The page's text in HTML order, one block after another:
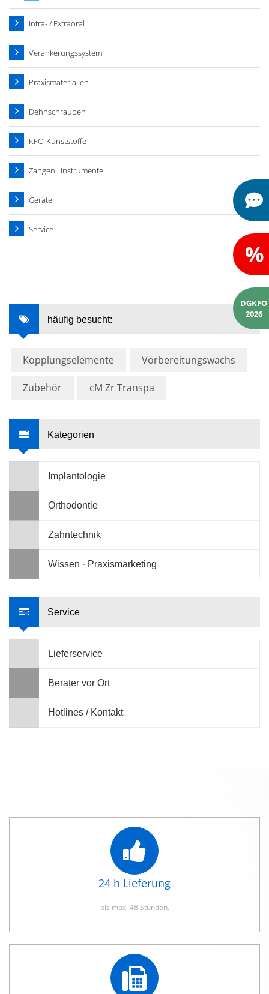
Intra- / Extraoral
Verankerungssystem
Praxismaterialien
Dehnschrauben
KFO-Kunststoffe
Zangen · Instrumente
Geräte
Service
häufig besucht:
Kopplungselemente Vorbereitungswachs
Zubehör cM Zr Transpa
Kategorien
Implantologie
Orthodontie
Zahntechnik
Wissen · Praxismarketing
Service
Lieferservice
Berater vor Ort
Hotlines / Kontakt
24 h Lieferung
bis max. 48 Stunden.
%
DGKFO
2026